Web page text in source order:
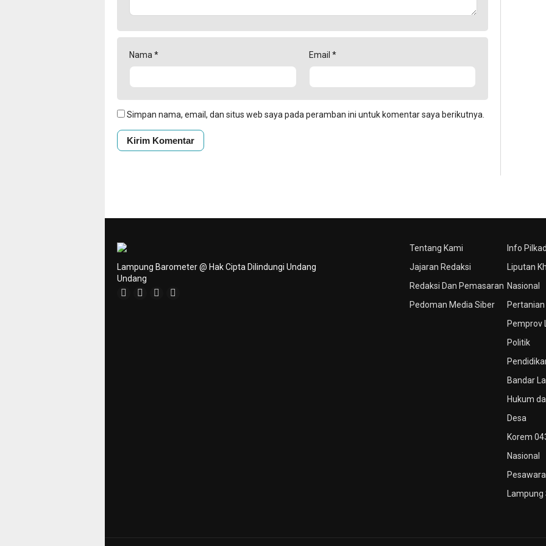
Nama * Email *
Simpan nama, email, dan situs web saya pada peramban ini untuk komentar saya berikutnya.
Tentang Kami
Jajaran Redaksi
Redaksi Dan Pemasaran
Pedoman Media Siber
Info
Liputan
Nasional
Pertanian
Pemprov
Politik
Bandar
Hukum
Desa
Korem
Nasional
Lampung Barometer @ Hak Cipta Dilindungi Undang
Undang